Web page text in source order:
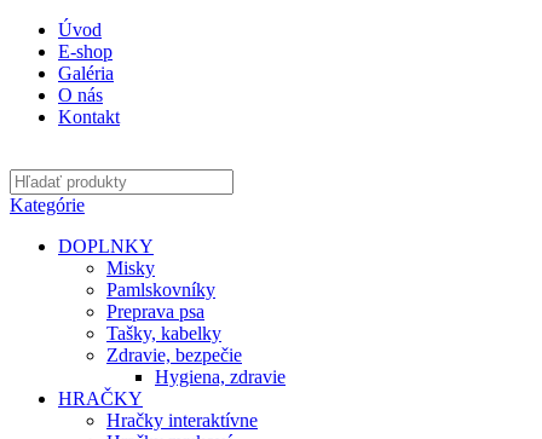
Úvod
E-shop
Galéria
O nás
Kontakt
Kategórie
DOPLNKY
Misky
Pamlskovníky
Preprava psa
Tašky, kabelky
Zdravie, bezpečie
Hygiena, zdravie
HRAČKY
Hračky interaktívne